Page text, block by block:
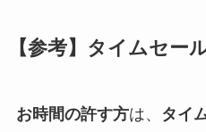
【参考】タイムセー
お時間の許す方は、 タイ